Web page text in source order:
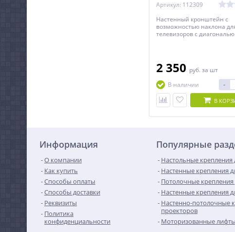
Артикул: 112309
Настенный кронштейн с
возможностью наклона
телевизоров с
2 350 руб. за шт
В наличии
-
В
Информация
О компании
Как купить
Способы оплаты
Способы доставки
Реквизиты
Политика
конфиденциальности
Популярные
Настольные
Настенные крепления
Потолочные крепления
Настенные крепления
Настенно-потолочные
проекторов
Моторизованные